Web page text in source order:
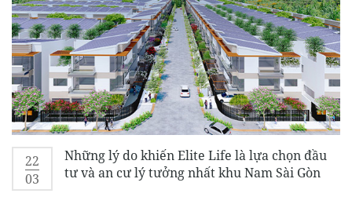
22
03
Những lý do khiến Elite Life là lựa chọn đầu
tư và an cư lý tưởng nhất khu Nam Sài Gòn